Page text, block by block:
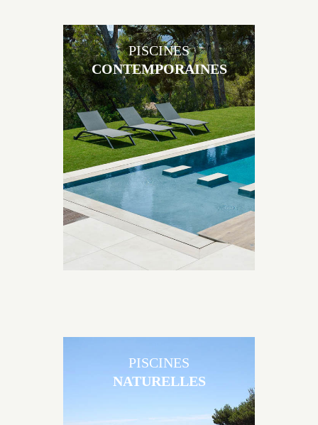
Les piscines en béton contemporaines Jacques
Brens sont uniques grâce au large choix de
matériaux et de revêtements et les nombreuses
options disponibles, miroir, couloir de nage, plage
immergée, débordement.
PISCINES
CONTEMPORAINES
PISCINES
NATURELLES